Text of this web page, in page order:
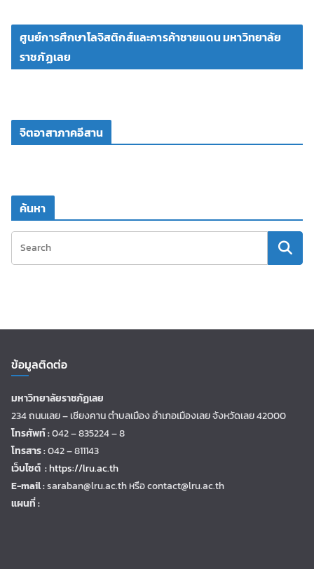
ศูนย์การศึกษาโลจิสติกส์และการค้าชายแดน มหาวิทยาลัย
ราชภัฏเลย
จิตอาสาภาคอีสาน
ค้นหา
ข้อมูลติดต่อ
มหาวิทยาลัยราชภัฏเลย
234 ถนนเลย – เชียงคาน ตำบลเมือง อำเภอเมืองเลย จังหวัดเลย 42000
โทรศัพท์ :042 – 835224 – 8
โทรสาร :042 – 811143
เว็บไซต์ :https://lru.ac.th
E-mail :saraban@lru.ac.thหรือ contact@lru.ac.th
แผนที่ :